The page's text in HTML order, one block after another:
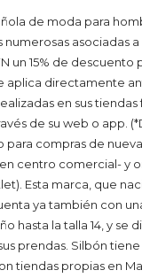
de moda para
numerosas asociadas
un 15% de
aplica directamente
en sus tiendas
de su web o app.
para compras de
centro comercial- y
Esta marca, que
ya también con
hasta la talla 14, y se
prendas. Silbón
tiendas propias en